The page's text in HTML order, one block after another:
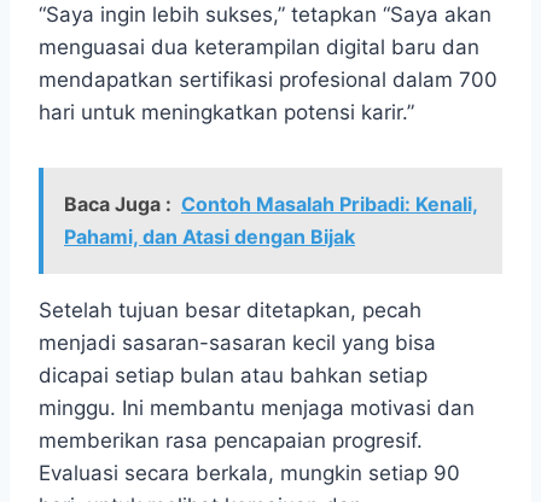
“Saya ingin lebih sukses,” tetapkan “Saya akan
menguasai dua keterampilan digital baru dan
mendapatkan sertifikasi profesional dalam 700
hari untuk meningkatkan potensi karir.”
Baca Juga : Contoh Masalah Pribadi: Kenali,
Pahami, dan Atasi dengan Bijak
Setelah tujuan besar ditetapkan, pecah
menjadi sasaran-sasaran kecil yang bisa
dicapai setiap bulan atau bahkan setiap
minggu. Ini membantu menjaga motivasi dan
memberikan rasa pencapaian progresif.
Evaluasi secara berkala, mungkin setiap 90